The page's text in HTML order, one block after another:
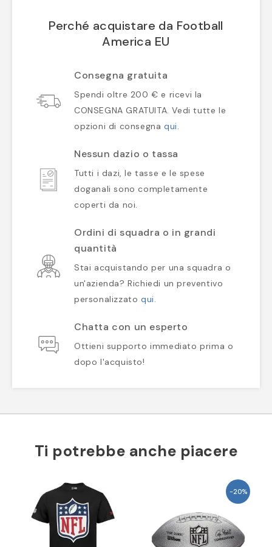
Perché acquistare da Football
America EU
Consegna gratuita
Spendi oltre 200 € e ricevi la
CONSEGNA GRATUITA. Vedi tutte le
opzioni di consegna qui.
Nessun dazio o tassa
Tutti i dazi, le tasse e le spese
doganali sono completamente
coperti da noi.
Ordini di squadra o in grandi
quantità
Stai acquistando per una squadra o
un'azienda? Richiedi un preventivo
personalizzato qui.
Chatta con un esperto
Ottieni supporto immediato prima o
dopo l'acquisto!
Ti potrebbe anche piacere
-20%